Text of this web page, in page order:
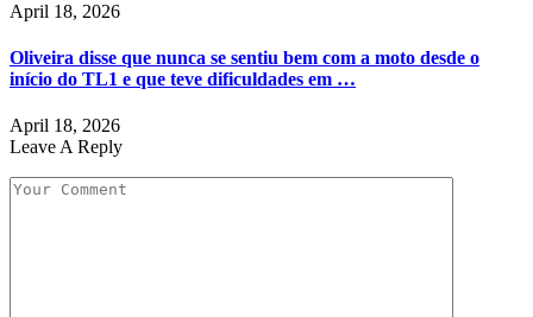
April 18, 2026
Oliveira disse que nunca se sentiu bem com a moto desde o
início do TL1 e que teve dificuldades em …
April 18, 2026
Leave A Reply